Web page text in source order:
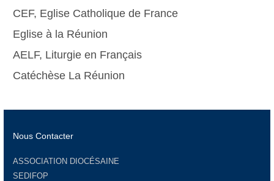
CEF, Eglise Catholique de France
Eglise à la Réunion
AELF, Liturgie en Français
Catéchèse La Réunion
Nous Contacter
ASSOCIATION DIOCÉSAINE
SEDIFOP